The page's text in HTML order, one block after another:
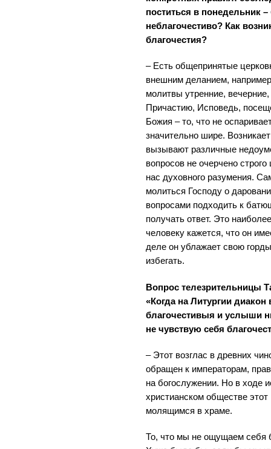
поститься в понедельник
неблагочестиво? Как
благочестия?
– Есть общепринятые
внешним деланием,
молитвы утренние, вечерние,
Причастию, Исповедь,
Божия – то, что не
значительно шире.
вызывают различные
вопросов не очерчено
нас духовного разумения.
молиться Господу о
вопросами подходить к
получать ответ. Это
человеку кажется, что он
деле он ублажает свою
избегать.
Вопрос телезрительницы
«Когда на Литургии
благочестивыя и услыши
не чувствую себя
– Этот возглас в древних
обращен к императорам,
на богослужении. Но в ходе
христианском обществе
молящимся в храме.
То, что мы не ощущаем себя